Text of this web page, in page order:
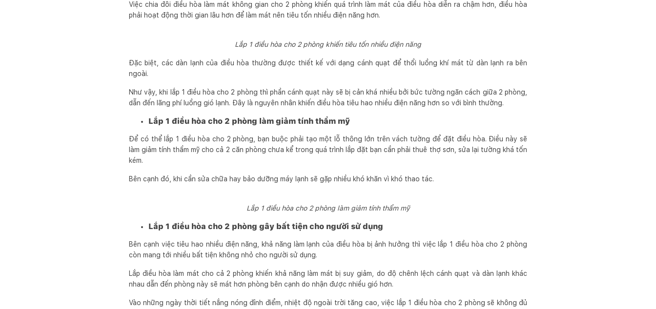
Việc chia đôi điều hòa làm mát không gian cho 2 phòng khiến quá trình làm mát của điều hòa diễn ra chậm hơn, điều hòa
phải hoạt động thời gian lâu hơn để làm mát nên tiêu tốn nhiều điện năng hơn.
Lắp 1 điều hòa cho 2 phòng khiến tiêu tốn nhiều điện năng
Đặc biệt, các dàn lạnh của điều hòa thường được thiết kế với dạng cánh quạt để thổi luồng khí mát từ dàn lạnh ra bên
ngoài.
Như vậy, khi lắp 1 điều hòa cho 2 phòng thì phần cánh quạt này sẽ bị cản khá nhiều bởi bức tường ngăn cách giữa 2 phòng,
dẫn đến lãng phí luồng gió lạnh. Đây là nguyên nhân khiến điều hòa tiêu hao nhiều điện năng hơn so với bình thường.
Lắp 1 điều hòa cho 2 phòng làm giảm tính thẩm mỹ
Để có thể lắp 1 điều hòa cho 2 phòng, bạn buộc phải tạo một lỗ thông lớn trên vách tường để đặt điều hòa. Điều này sẽ
làm giảm tính thẩm mỹ cho cả 2 căn phòng chưa kể trong quá trình lắp đặt bạn cần phải thuê thợ sơn, sửa lại tường khá tốn
kém.
Bên cạnh đó, khi cần sửa chữa hay bảo dưỡng máy lạnh sẽ gặp nhiều khó khăn vì khó thao tác.
Lắp 1 điều hòa cho 2 phòng làm giảm tính thẩm mỹ
Lắp 1 điều hòa cho 2 phòng gây bất tiện cho người sử dụng
Bên cạnh việc tiêu hao nhiều điện năng, khả năng làm lạnh của điều hòa bị ảnh hưởng thì việc lắp 1 điều hòa cho 2 phòng
còn mang tới nhiều bất tiện không nhỏ cho người sử dụng.
Lắp điều hòa làm mát cho cả 2 phòng khiến khả năng làm mát bị suy giảm, do độ chênh lệch cánh quạt và dàn lạnh khác
nhau dẫn đến phòng này sẽ mát hơn phòng bên cạnh do nhận được nhiều gió hơn.
Vào những ngày thời tiết nắng nóng đỉnh điểm, nhiệt độ ngoài trời tăng cao, việc lắp 1 điều hòa cho 2 phòng sẽ không đủ